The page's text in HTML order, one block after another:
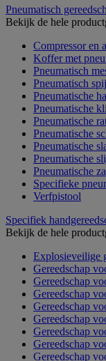
Pneumatisch
Bekijk de hele
Compressor en
Koffer met
Pneumatisch
Pneumatisch
Pneumatische
Pneumatische
Pneumatische
Pneumatische
Pneumatische
Pneumatische
Pneumatische
Specifieke
Verfpistool
Specifiek
Bekijk de hele
Explosieveilige
Gereedschap
Gereedschap
Gereedschap
Gereedschap
Gereedschap
Gereedschap
Gereedschap
Gereedschap